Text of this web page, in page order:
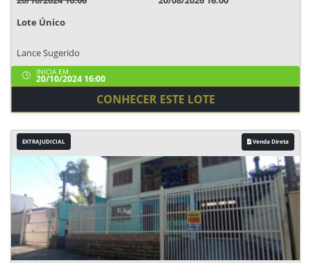
Lote Único
Lance Sugerido
INICIA EM
20/10/2024 16:00
CONHECER ESTE LOTE
EXTRAJUDICIAL Venda Direta